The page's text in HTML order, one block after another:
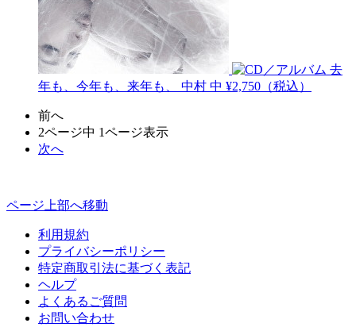
去
年も、今年も、来年も、 中村 中 ¥2,750（税込）
前へ
2ページ中 1ページ表示
次へ
ページ上部へ移動
利用規約
プライバシーポリシー
特定商取引法に基づく表記
ヘルプ
よくあるご質問
お問い合わせ